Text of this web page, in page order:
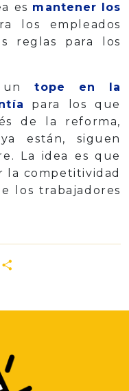
es mantener los
los empleados
reglas para los
untope en la
para los que
de la reforma,
están, siguen
La idea es que
la competitividad
los trabajadores
Email